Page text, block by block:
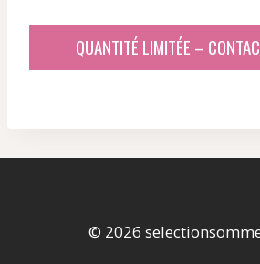
QUANTITÉ LIMITÉE –
© 2026